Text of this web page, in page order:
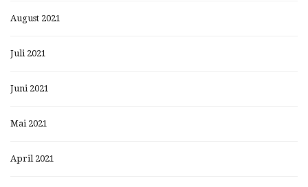
August 2021
Juli 2021
Juni 2021
Mai 2021
April 2021